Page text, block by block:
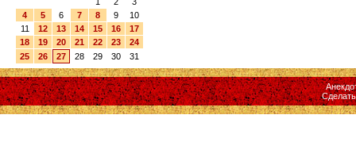
4
5 6 7 8 9
10
11
12 13 14 15 16
17
18
19 20 21 22 23
24
25
26 27 28 29 30 31